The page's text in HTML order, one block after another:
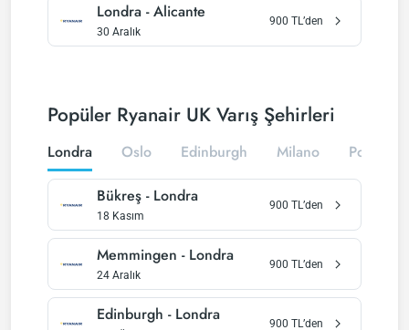
Londra -Alicante
30 Aralık
900 TL’den
Popüler Ryanair UK Varış Şehirleri
Londra Oslo Edinburgh Milano
Bükreş - Londra
18 Kasım
900 TL’den
Memmingen - Londra
24 Aralık
900 TL’den
Edinburgh - Londra 900 TL’den